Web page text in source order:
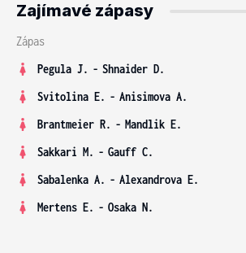
Zajímavé zápasy
Zápas
Pegula J. - Shnaider D.
Svitolina E. - Anisimova A.
Brantmeier R. - Mandlik E.
Sakkari M. - Gauff C.
Sabalenka A. - Alexandrova E.
Mertens E. - Osaka N.